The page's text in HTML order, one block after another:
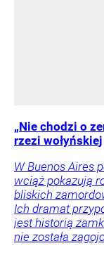
„Nie chodzi o
rzezi wołyńskiej
W Buenos Aires
wciąż pokazują
bliskich
Ich dramat
jest historią
nie została